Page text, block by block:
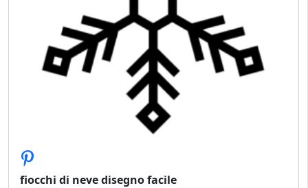
fiocchi di neve disegno facile